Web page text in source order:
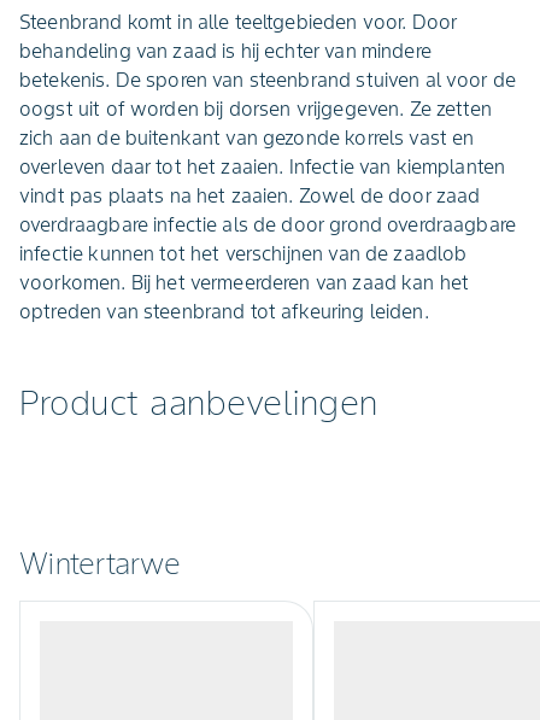
Steenbrand komt in alle teeltgebieden voor. Door
behandeling van zaad is hij echter van mindere
betekenis. De sporen van steenbrand stuiven al voor de
oogst uit of worden bij dorsen vrijgegeven. Ze zetten
zich aan de buitenkant van gezonde korrels vast en
overleven daar tot het zaaien. Infectie van kiemplanten
vindt pas plaats na het zaaien. Zowel de door zaad
overdraagbare infectie als de door grond overdraagbare
infectie kunnen tot het verschijnen van de zaadlob
voorkomen. Bij het vermeerderen van zaad kan het
optreden van steenbrand tot afkeuring leiden.
Product aanbevelingen
Wintertarwe